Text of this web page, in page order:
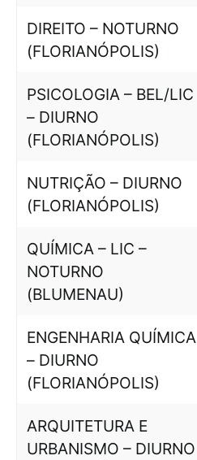
DIREITO – NOTURNO
(FLORIANÓPOLIS)
PSICOLOGIA – BEL/LIC
– DIURNO
(FLORIANÓPOLIS)
NUTRIÇÃO – DIURNO
(FLORIANÓPOLIS)
QUÍMICA – LIC –
NOTURNO
(BLUMENAU)
ENGENHARIA QUÍMICA
– DIURNO
(FLORIANÓPOLIS)
ARQUITETURA E
URBANISMO – DIURNO